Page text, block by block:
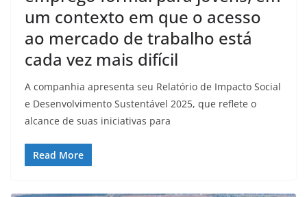
um contexto em que o acesso
ao mercado de trabalho está
cada vez mais difícil
A companhia apresenta seu Relatório de Impacto Social
e Desenvolvimento Sustentável 2025, que reflete o
alcance de suas iniciativas para
Read More